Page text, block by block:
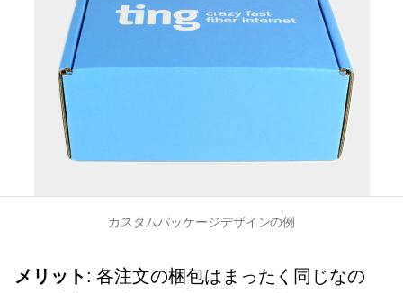
カスタムパッケージデザインの例
メリット: 各注文の梱包はまったく同じなの